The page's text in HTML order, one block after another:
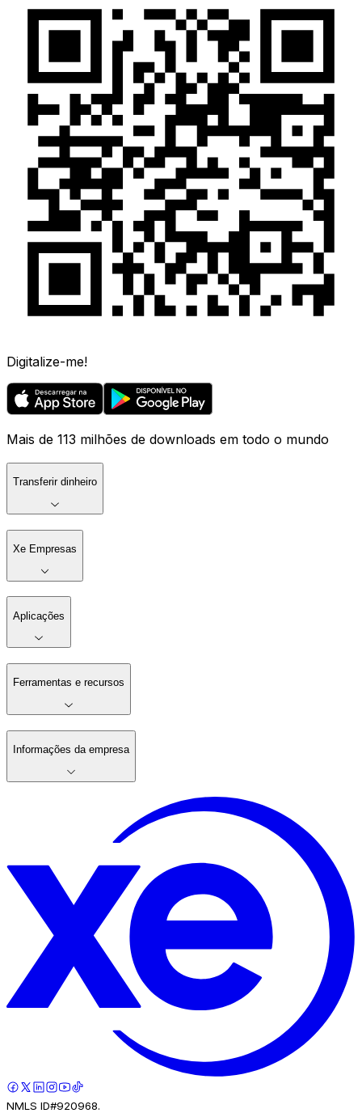
Digitalize-me!
Mais de 113 milhões de downloads em todo o mundo
Transferir dinheiro
Xe Empresas
Aplicações
Ferramentas e recursos
Informações da empresa
NMLS ID#920968.